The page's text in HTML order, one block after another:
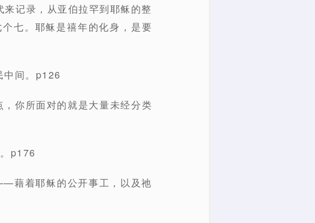
记录，从亚伯拉罕到耶稣的整
七。耶稣是禧年的化身，是要
中间。p126
你所面对的就是大量未经分类
p176
藉着耶稣的公开事工，以及祂